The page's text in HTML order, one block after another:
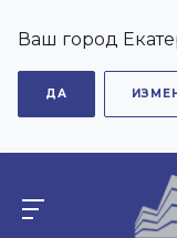
Ваш город
ДА